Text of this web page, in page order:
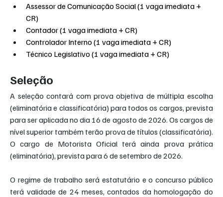
Assessor de Comunicação Social (1 vaga imediata +
CR)
Contador (1 vaga imediata + CR)
Controlador Interno (1 vaga imediata + CR)
Técnico Legislativo (1 vaga imediata + CR)
Seleção
A seleção contará com prova objetiva de múltipla escolha
(eliminatória e classificatória) para todos os cargos, prevista
para ser aplicada no dia 16 de agosto de 2026. Os cargos de
nível superior também terão prova de títulos (classificatória).
O cargo de Motorista Oficial terá ainda prova prática
(eliminatória), prevista para 6 de setembro de 2026.
O regime de trabalho será estatutário e o concurso público
terá validade de 24 meses, contados da homologação do